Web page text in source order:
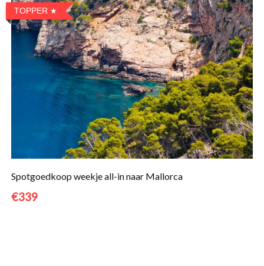
TOPPER
Spotgoedkoop weekje all-in naar Mallorca
€339